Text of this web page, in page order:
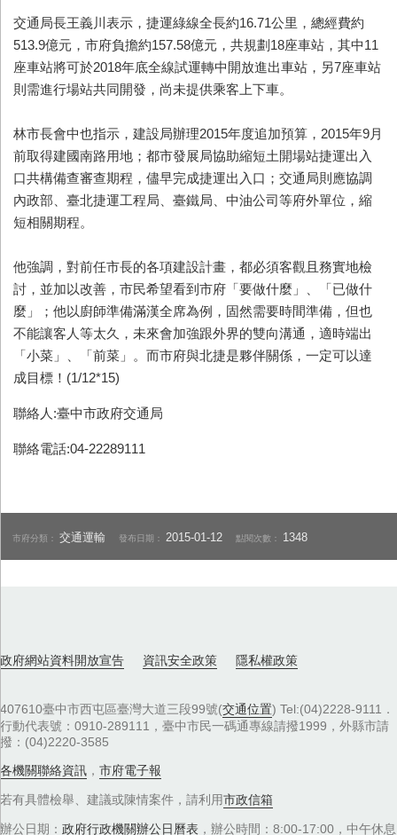
交通局長王義川表示，捷運綠線全長約16.71公里，總經費約
513.9億元，市府負擔約157.58億元，共規劃18座車站，其中11
座車站將可於2018年底全線試運轉中開放進出車站，另7座車站
則需進行場站共同開發，尚未提供乘客上下車。
林市長會中也指示，建設局辦理2015年度追加預算，2015年9月
前取得建國南路用地；都市發展局協助縮短土開場站捷運出入
口共構備查審查期程，儘早完成捷運出入口；交通局則應協調
內政部、臺北捷運工程局、臺鐵局、中油公司等府外單位，縮
短相關期程。
他強調，對前任市長的各項建設計畫，都必須客觀且務實地檢
討，並加以改善，市民希望看到市府「要做什麼」、「已做什
麼」；他以廚師準備滿漢全席為例，固然需要時間準備，但也
不能讓客人等太久，未來會加強跟外界的雙向溝通，適時端出
「小菜」、「前菜」。而市府與北捷是夥伴關係，一定可以達
成目標！(1/12*15)
聯絡人:臺中市政府交通局
聯絡電話:04-22289111
市府分類：交通運輸 發布日期： 2015-01-12 點閱次數： 1348
政府網站資料開放宣告 資訊安全政策 隱私權政策
407610臺中市西屯區臺灣大道三段99號(交通位置) Tel:(04)2228-9111．
行動代表號：0910-289111，臺中市民一碼通專線請撥1999，外縣市請
撥：(04)2220-3585
各機關聯絡資訊 ， 市府電子報
若有具體檢舉、建議或陳情案件，請利用市政信箱
辦公日期： 政府行政機關辦公日曆表 ，辦公時間：8:00-17:00，中午休息